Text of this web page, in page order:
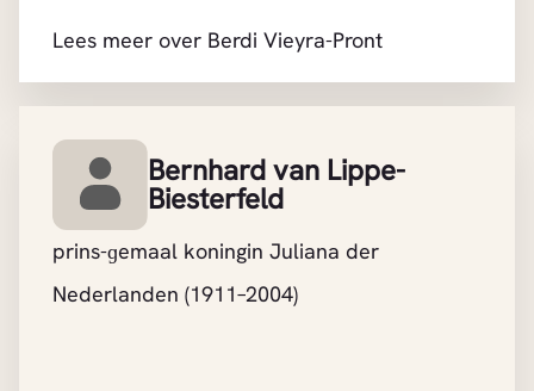
Lees meer over Berdi Vieyra-Pront
Bernhard van Lippe-
Biesterfeld
prins-ɡemaal koningin Juliana der
Nederlanden (1911–2004)